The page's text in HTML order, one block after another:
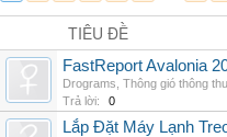
TIÊU ĐỀ
FastReport Avalonia
Drograms Thông gió thông
Trả lời:
0
Lắp Đặt Máy Lạnh